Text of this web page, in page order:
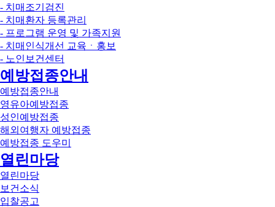
- 치매조기검진
- 치매환자 등록관리
- 프로그램 운영 및 가족지원
- 치매인식개선 교육ㆍ홍보
- 노인보건센터
예방접종안내
예방접종안내
영유아예방접종
성인예방접종
해외여행자 예방접종
예방접종 도우미
열린마당
열린마당
보건소식
입찰공고